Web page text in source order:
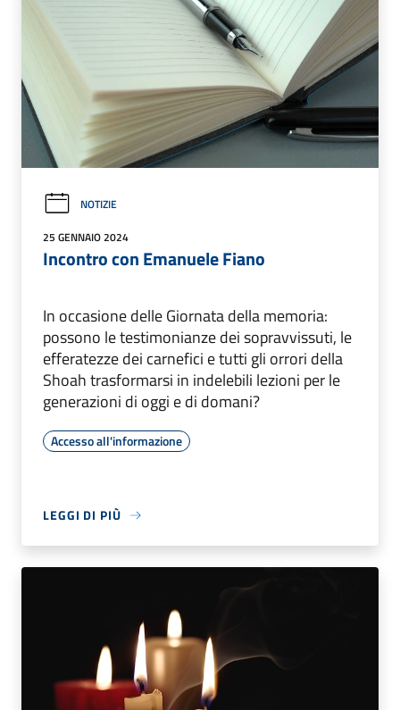
NOTIZIE
25 GENNAIO 2024
Incontro con Emanuele Fiano
In occasione delle Giornata della memoria:
possono le testimonianze dei sopravvissuti, le
efferatezze dei carnefici e tutti gli orrori della
Shoah trasformarsi in indelebili lezioni per le
generazioni di oggi e di domani?
Accesso all'informazione
LEGGI DI PIÙ